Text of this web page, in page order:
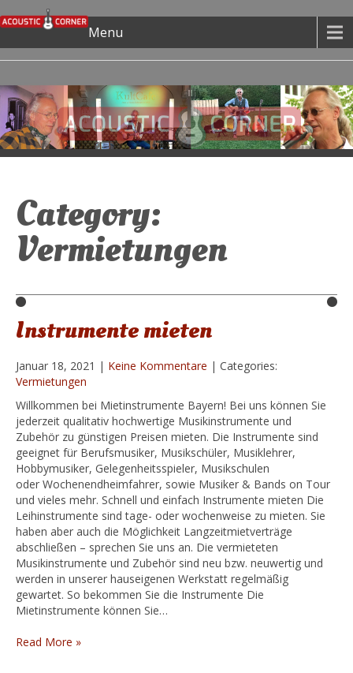
Menu
Category:
Vermietungen
Instrumente mieten
Januar 18, 2021 | Keine Kommentare | Categories:
Vermietungen
Willkommen bei Mietinstrumente Bayern! Bei uns können Sie
jederzeit qualitativ hochwertige Musikinstrumente und
Zubehör zu günstigen Preisen mieten. Die Instrumente sind
geeignet für Berufsmusiker, Musikschüler, Musiklehrer,
Hobbymusiker, Gelegenheitsspieler, Musikschulen
oder Wochenendheimfahrer, sowie Musiker & Bands on Tour
und vieles mehr. Schnell und einfach Instrumente mieten Die
Leihinstrumente sind tage- oder wochenweise zu mieten. Sie
haben aber auch die Möglichkeit Langzeitmietverträge
abschließen – sprechen Sie uns an. Die vermieteten
Musikinstrumente und Zubehör sind neu bzw. neuwertig und
werden in unserer hauseigenen Werkstatt regelmäßig
gewartet. So bekommen Sie die Instrumente Die
Mietinstrumente können Sie…
Read More »